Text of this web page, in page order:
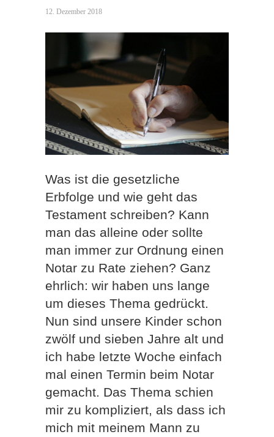
12. Dezember 2018
Was ist die gesetzliche
Erbfolge und wie geht das
Testament schreiben? Kann
man das alleine oder sollte
man immer zur Ordnung einen
Notar zu Rate ziehen? Ganz
ehrlich: wir haben uns lange
um dieses Thema gedrückt.
Nun sind unsere Kinder schon
zwölf und sieben Jahre alt und
ich habe letzte Woche einfach
mal einen Termin beim Notar
gemacht. Das Thema schien
mir zu kompliziert, als dass ich
mich mit meinem Mann zu